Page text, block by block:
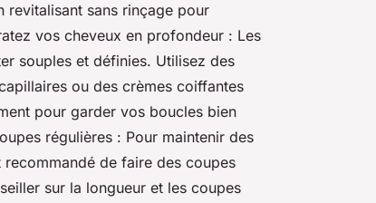
revitalisant sans rinçage pour
vos cheveux en profondeur : Les
souples et définies. Utilisez des
ou des crèmes coiffantes
pour garder vos boucles bien
régulières : Pour maintenir des
de faire des coupes
sur la longueur et les coupes